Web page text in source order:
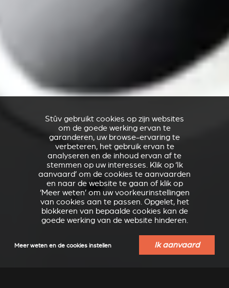
Stûv gebruikt cookies op zijn websites
om de goede werking ervan te
garanderen, uw browse-ervaring te
verbeteren, het gebruik ervan te
analyseren en de inhoud ervan af te
stemmen op uw interesses. Klik op ‘Ik
aanvaard’ om de cookies te aanvaarden
en naar de website te gaan of klik op
‘Meer weten’ om uw voorkeurinstellingen
van cookies aan te passen. Opgelet, het
blokkeren van bepaalde cookies kan de
goede werking van de website hinderen.
Meer weten en de cookies instellen Ik aanvaard